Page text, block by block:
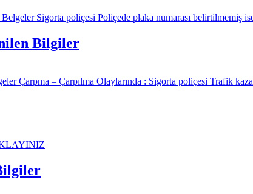
Sigorta poliçesi Poliçede plaka numarası belirtilmemiş
Bilgiler
Çarpma – Çarpılma Olaylarında : Sigorta poliçesi Trafik